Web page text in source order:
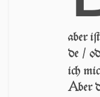
aber
de /
ich
Aber